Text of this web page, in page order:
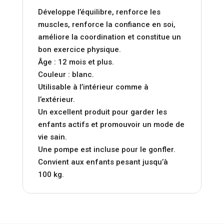
Développe l’équilibre, renforce les
muscles, renforce la confiance en soi,
améliore la coordination et constitue un
bon exercice physique.
Âge : 12 mois et plus.
Couleur : blanc.
Utilisable à l’intérieur comme à
l’extérieur.
Un excellent produit pour garder les
enfants actifs et promouvoir un mode de
vie sain.
Une pompe est incluse pour le gonfler.
Convient aux enfants pesant jusqu’à
100 kg.